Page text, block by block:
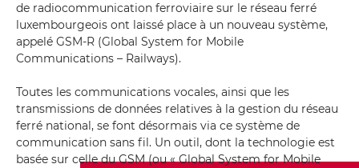
de radiocommunication ferroviaire sur le réseau ferré
luxembourgeois ont laissé place à un nouveau système,
appelé GSM-R (Global System for Mobile
Communications – Railways).
Toutes les communications vocales, ainsi que les
transmissions de données relatives à la gestion du réseau
ferré national, se font désormais via ce système de
communication sans fil. Un outil, dont la technologie est
basée sur celle du GSM (ou « Global System for Mobile